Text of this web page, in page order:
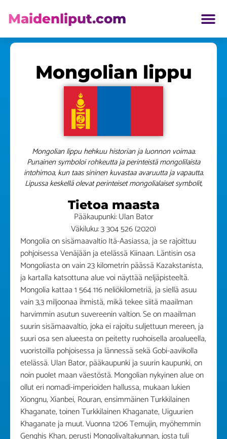
Maidenliput.com
Mongolian lippu
Mongolian lippu hehkuu historian ja luonnon voimaa.
Punainen symboloi rohkeutta ja perinteistä mongolilaista
intohimoa, kun taas sininen kuvastaa avaruutta ja vapautta.
Lipussa keskellä olevat perinteiset mongolialaiset symbolit,
Tietoa maasta
Pääkaupunki: Ulan Bator
Väkiluku: 3 304 526 (2020)
Mongolia on sisämaavaltio Itä-Aasiassa, ja se rajoittuu
pohjoisessa Venäjään ja etelässä Kiinaan. Läntisin osa
Mongoliasta on vain 23 kilometrin päässä Kazakstanista,
ja kartalla katsottuna alue voi näyttää neljäpisteeltä.
Mongolia kattaa 1 564 116 neliökilometriä, ja siellä asuu
vain 3,3 miljoonaa ihmistä, mikä tekee siitä maailman
harvimmin asutun suvereenin valtion. Se on maailman
suurin sisämaavaltio, joka ei rajoitu suljettuun mereen, ja
suuri osa sen alueesta on peitetty ruohoisella aroalueella,
vuoristoilla pohjoisessa ja lännessä sekä Gobi-aavikolla
etelässä. Ulan Bator, pääkaupunki ja suurin kaupunki, on
noin puolet maan väestöstä. Mongolian nykyinen alue on
ollut eri nomadi-imperioiden hallussa, mukaan lukien
Xiongnu, Xianbei, Rouran, ensimmäinen Turkkilainen
Khaganate, toinen Turkkilainen Khaganate, Uiguurien
Khaganate ja muut. Vuonna 1206 Temujin, myöhemmin
Genghis Khan, perusti Mongolivaltakunnan, josta tuli